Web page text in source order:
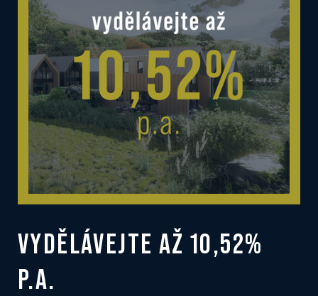
VYDĚLÁVEJTE AŽ 10,52%
P.A.